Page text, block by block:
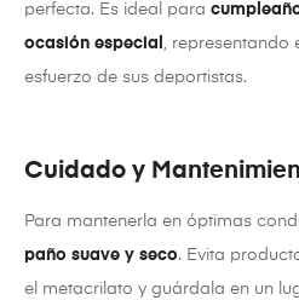
perfecta. Es ideal para
ocasión especial , representando
esfuerzo de sus deportistas.
Cuidado y
Para mantenerla en óptimas
paño suave y seco. Evita
el metacrilato y guárdala en un